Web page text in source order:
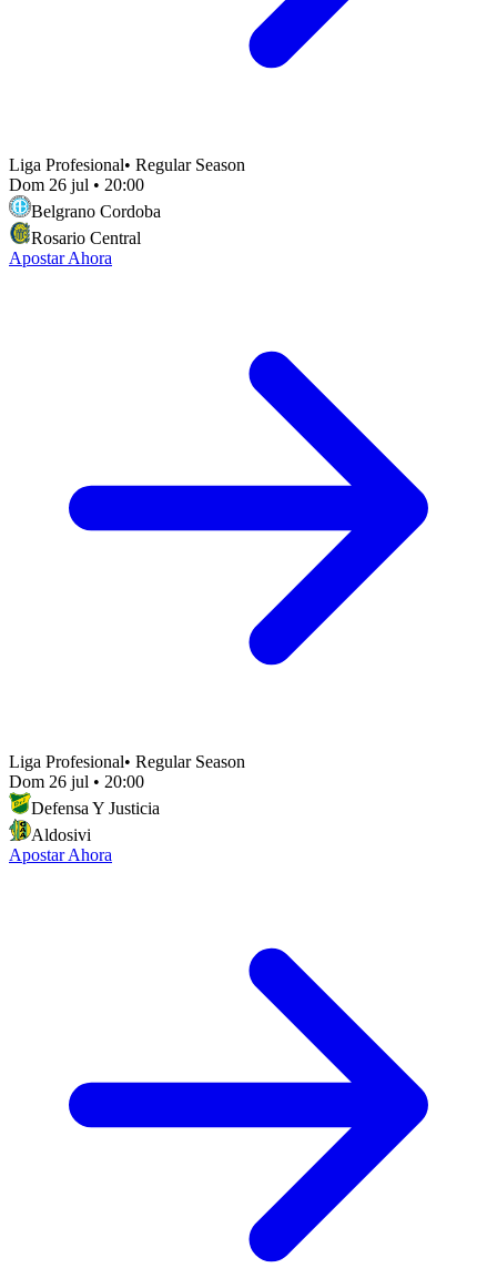
Liga Profesional• Regular Season
Dom 26 jul • 20:00
Belgrano Cordoba
Rosario Central
Apostar Ahora
Liga Profesional• Regular Season
Dom 26 jul • 20:00
Defensa Y Justicia
Aldosivi
Apostar Ahora